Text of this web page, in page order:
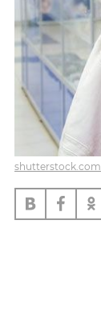
shutterstock.com